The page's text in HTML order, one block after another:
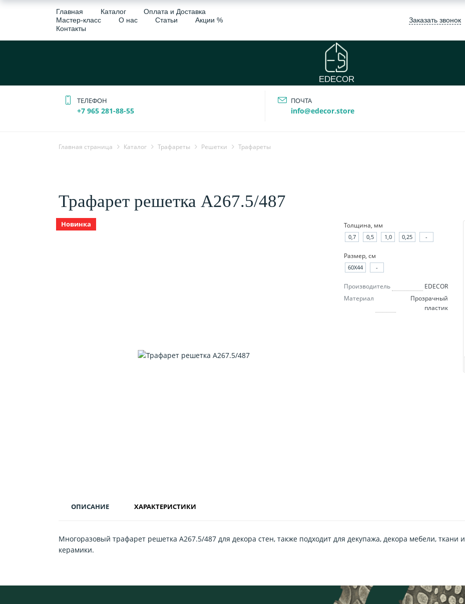
Главная Каталог
Оплата и Доставка
Мастер-класс
О нас Статьи
Акции %
Контакты
Заказать звонок
EDECOR
ТЕЛЕФОН
+7 965 281-88-55
ПОЧТА
info@edecor.store
Главная страница Каталог Трафареты Решетки Трафареты
Трафарет решетка А267.5/487
Новинка Толщина, мм
0,7 0,5 1,0 0,25 -
Размер, см
60X44 -
Производитель
EDECOR
Материал
Прозрачный
пластик
ОПИСАНИЕ ХАРАКТЕРИСТИКИ
Многоразовый трафарет решетка А267.5/487 для декора стен, также подходит для декупажа, декора мебели, ткани и
керамики.